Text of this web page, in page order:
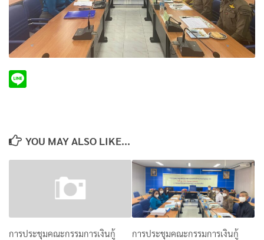
YOU MAY ALSO LIKE...
การประชุมคณะกรรมการเงินกู้
การประชุมคณะกรรมการเงินกู้